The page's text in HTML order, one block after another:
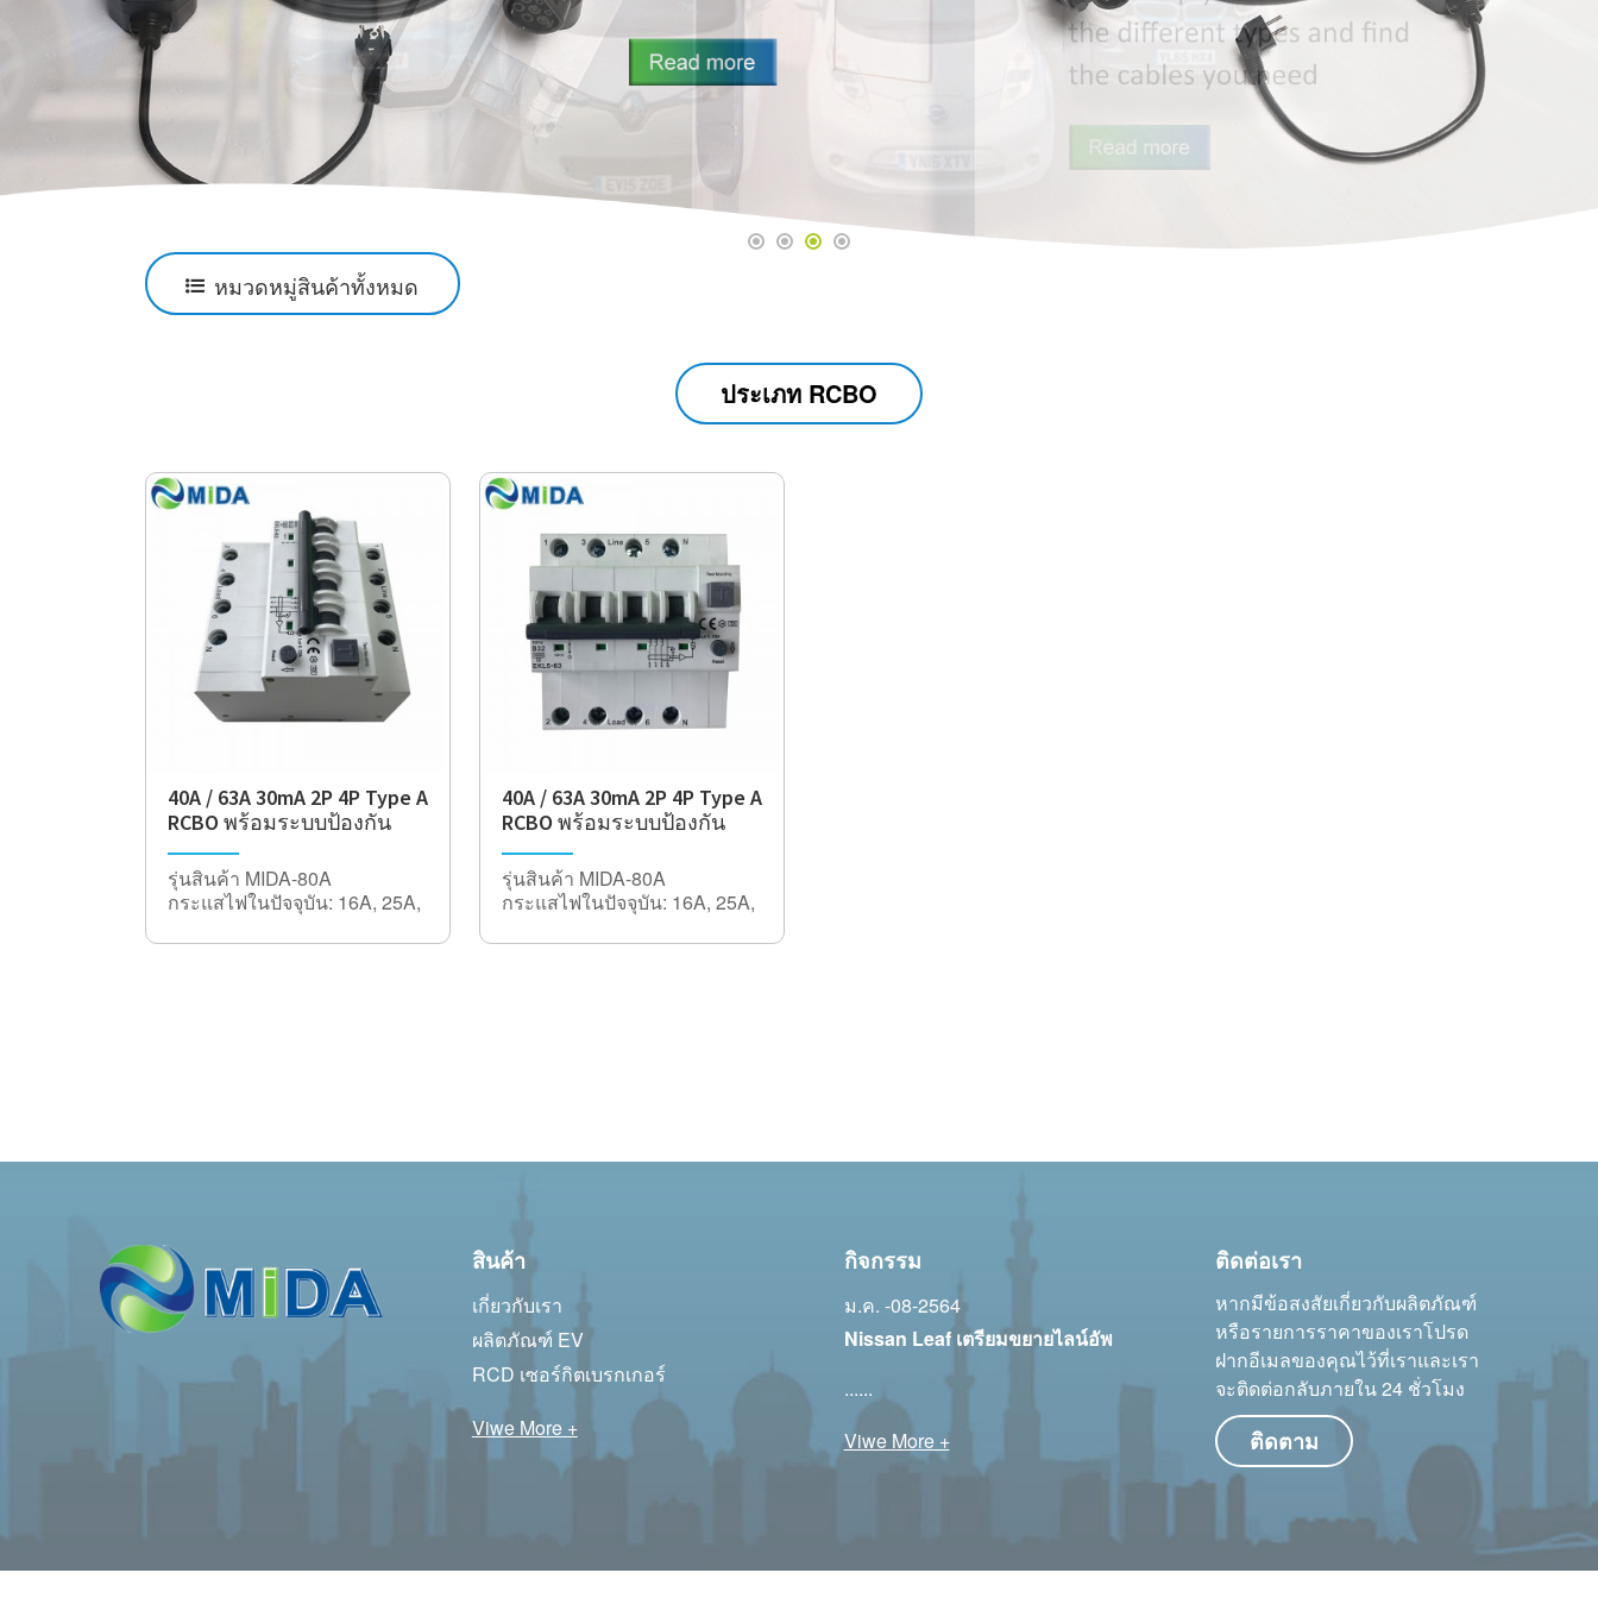
หมวดหมู่สินค้าทั้งหมด
ประเภท RCBO
40A / 63A 30mA 2P 4P Type A
RCBO พร้อมระบบป้องกัน
กระแสเกิน
รุ่นสินค้า MIDA-80A
กระแสไฟในปัจจุบัน: 16A, 25A,
ฉนวนแรงดันไฟฟ้า 500V
40A / 63A 30mA 2P 4P Type A
RCBO พร้อมระบบป้องกัน
กระแสเกิน
รุ่นสินค้า MIDA-80A
กระแสไฟในปัจจุบัน: 16A, 25A,
ฉนวนแรงดันไฟฟ้า 500V
สินค้า
เกี่ยวกับเรา
ผลิตภัณฑ์ EV
RCD เซอร์กิตเบรกเกอร์
Viwe More +
กิจกรรม
ม.ค. -08-2564
Nissan Leaf เตรียมขยายไลน์อัพ
......
Viwe More +
ติดต่อเรา
หากมีข้อสงสัยเกี่ยวกับผลิตภัณฑ์
หรือรายการราคาของเราโปรด
ฝากอีเมลของคุณไว้ที่เราและเรา
จะติดต่อกลับภายใน 24 ชั่วโมง
ติดตาม